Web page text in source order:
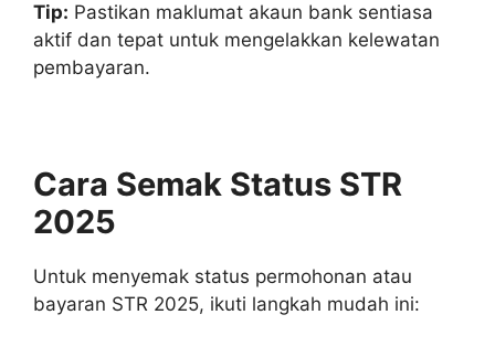
Tip: Pastikan maklumat akaun bank sentiasa
aktif dan tepat untuk mengelakkan kelewatan
pembayaran.
Cara Semak Status STR
2025
Untuk menyemak status permohonan atau
bayaran STR 2025, ikuti langkah mudah ini: